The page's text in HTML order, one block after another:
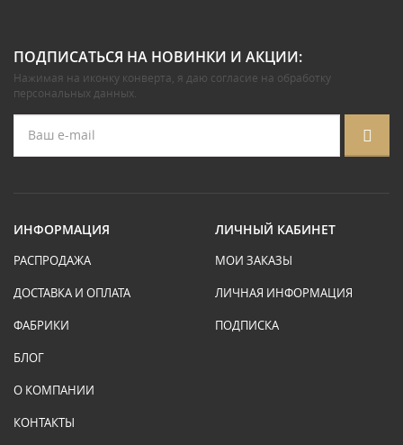
ПОДПИСАТЬСЯ НА НОВИНКИ И АКЦИИ:
Нажимая на иконку конверта, я даю согласие на обработку
персональных данных.
ИНФОРМАЦИЯ
РАСПРОДАЖА
ДОСТАВКА И ОПЛАТА
ФАБРИКИ
БЛОГ
О КОМПАНИИ
КОНТАКТЫ
ЛИЧНЫЙ КАБИНЕТ
МОИ ЗАКАЗЫ
ЛИЧНАЯ ИНФОРМАЦИЯ
ПОДПИСКА